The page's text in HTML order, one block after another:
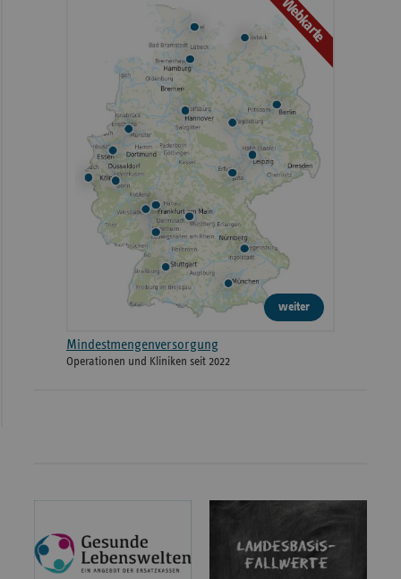
Webkarte
weiter
Mindestmengenversorgung
Operationen und Kliniken seit 2022